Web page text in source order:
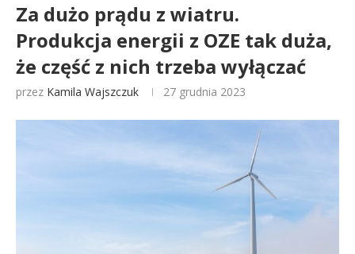
Za dużo prądu z wiatru.
Produkcja energii z OZE tak duża,
że część z nich trzeba wyłączać
przez Kamila Wajszczuk 27 grudnia 2023